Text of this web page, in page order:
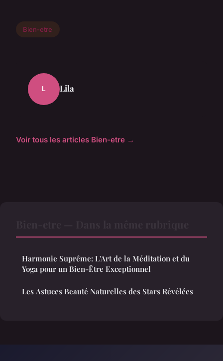
Bien-etre
L Lila
Voir tous les articles Bien-etre →
Harmonie Suprême: L'Art de la Méditation et du
Yoga pour un Bien-Être Exceptionnel
Les Astuces Beauté Naturelles des Stars Révélées